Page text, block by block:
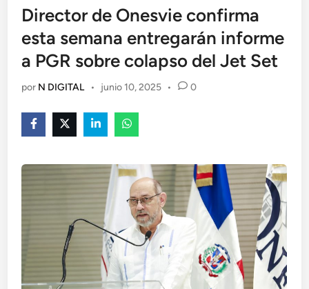
Director de Onesvie confirma
esta semana entregarán informe
a PGR sobre colapso del Jet Set
por N DIGITAL • junio 10, 2025 • 0